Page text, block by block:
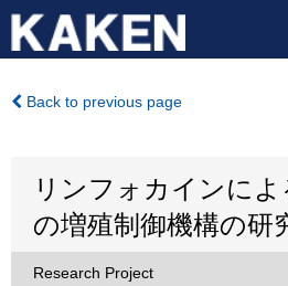
Back to previous page
リンフォカインに
の増殖制御機構の研
Research Project